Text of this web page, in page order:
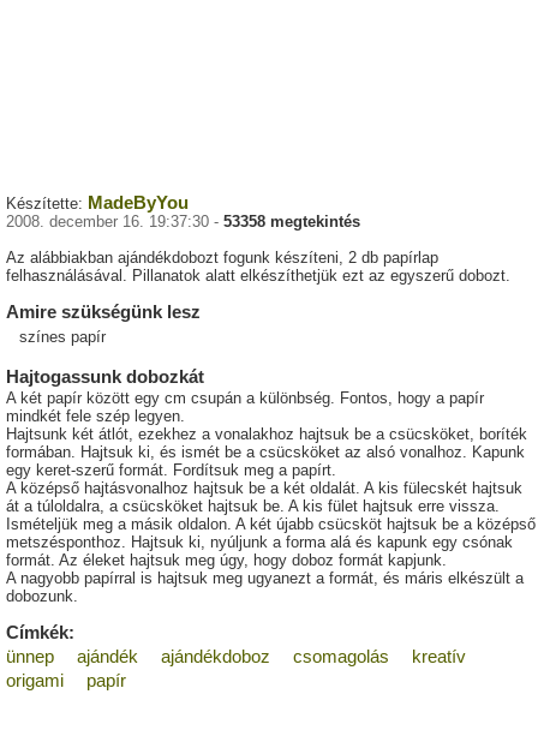
Készítette: MadeByYou
2008. december 16. 19:37:30 - 53358 megtekintés
Az alábbiakban ajándékdobozt fogunk készíteni, 2 db papírlap
felhasználásával. Pillanatok alatt elkészíthetjük ezt az egyszerű dobozt.
Amire szükségünk lesz
színes papír
Hajtogassunk dobozkát
A két papír között egy cm csupán a különbség. Fontos, hogy a papír
mindkét fele szép legyen.
Hajtsunk két átlót, ezekhez a vonalakhoz hajtsuk be a csücsköket, boríték
formában. Hajtsuk ki, és ismét be a csücsköket az alsó vonalhoz. Kapunk
egy keret-szerű formát. Fordítsuk meg a papírt.
A középső hajtásvonalhoz hajtsuk be a két oldalát. A kis fülecskét hajtsuk
át a túloldalra, a csücsköket hajtsuk be. A kis fület hajtsuk erre vissza.
Ismételjük meg a másik oldalon. A két újabb csücsköt hajtsuk be a középső
metszésponthoz. Hajtsuk ki, nyúljunk a forma alá és kapunk egy csónak
formát. Az éleket hajtsuk meg úgy, hogy doboz formát kapjunk.
A nagyobb papírral is hajtsuk meg ugyanezt a formát, és máris elkészült a
dobozunk.
Címkék:
ünnep
ajándék ajándékdoboz csomagolás
kreatív
origami
papír